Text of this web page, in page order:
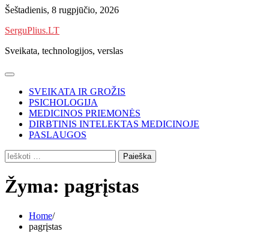
Skip
content
Šeštadienis, 8 rugpjūčio, 2026
SerguPlius.LT
Sveikata, technologijos, verslas
SVEIKATA IR GROŽIS
PSICHOLOGIJA
MEDICINOS PRIEMONĖS
DIRBTINIS INTELEKTAS MEDICINOJE
PASLAUGOS
Ieškoti:
Žyma: pagrįstas
Home
pagrįstas